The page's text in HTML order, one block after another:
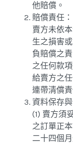
他賠償。
賠償責任：
賣方未依
生之損害
負賠償之
之任何款
給賣方之
連帶清償
資料保存與
(1) 賣方須
之訂單正
二十四個